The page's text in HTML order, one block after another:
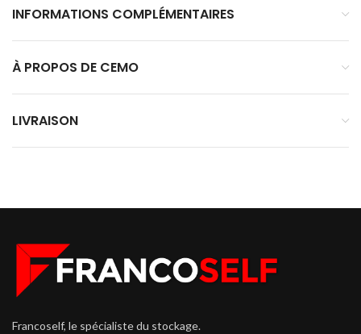
INFORMATIONS COMPLÉMENTAIRES
À PROPOS DE CEMO
LIVRAISON
Francoself, le spécialiste du stockage.